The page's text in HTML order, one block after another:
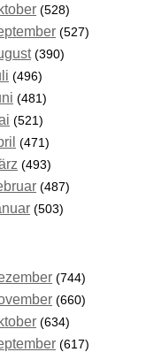
(528)
(527)
(390)
(496)
(481)
(521)
(471)
(493)
(487)
(503)
(744)
(660)
(634)
(617)